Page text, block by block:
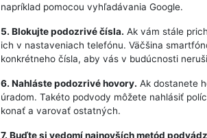
napríklad pomocou vyhľadávania Google.
5. Blokujte podozrivé čísla. Ak vám stále
ich v nastaveniach telefónu. Väčšina
konkrétneho čísla, aby vás v budúcnosti
6. Nahláste podozrivé hovory. Ak dostanete
úradom. Takéto podvody môžete nahlásiť
konať a varovať ostatných.
7. Buďte si vedomí najnovších metód